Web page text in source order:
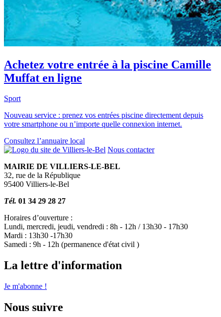
Achetez votre entrée à la piscine Camille
Muffat en ligne
Sport
Nouveau service : prenez vos entrées piscine directement depuis
votre smartphone ou n’importe quelle connexion internet.
Consultez l’annuaire local
Nous contacter
MAIRIE DE VILLIERS-LE-BEL
32, rue de la République
95400 Villiers-le-Bel
Tél. 01 34 29 28 27
Horaires d’ouverture :
Lundi, mercredi, jeudi, vendredi : 8h - 12h / 13h30 - 17h30
Mardi : 13h30 -17h30
Samedi : 9h - 12h (permanence d'état civil )
La lettre d'information
Je m'abonne !
Nous suivre